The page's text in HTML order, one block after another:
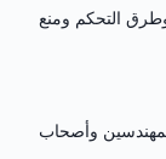
التحكم ومنع
استثماري للمهندسين وأصحاب